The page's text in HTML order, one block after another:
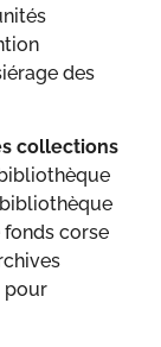
des
collections
corse
pour